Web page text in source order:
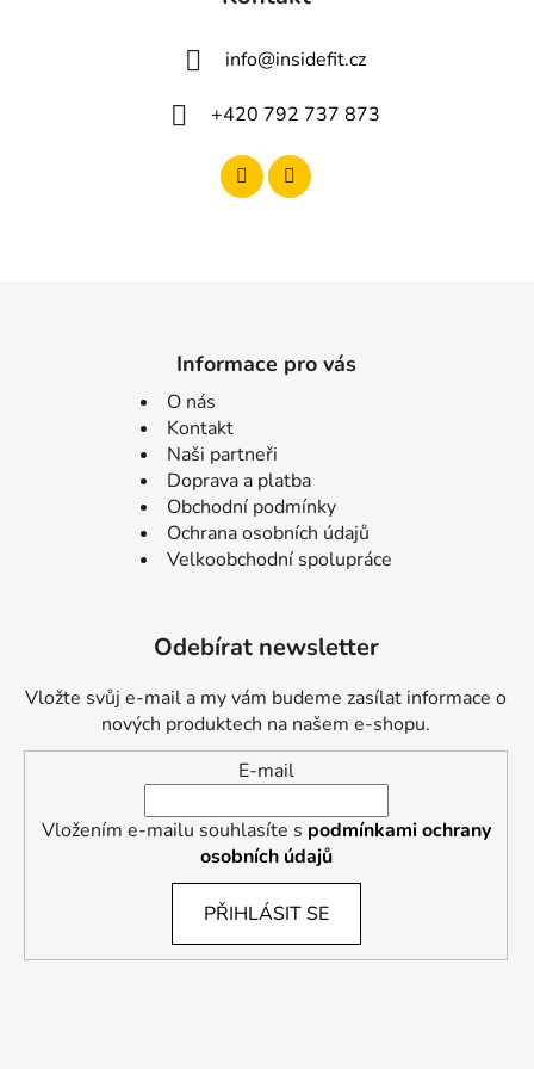
info@insidefit.cz
+420 792 737 873
Informace pro vás
O nás
Kontakt
Naši partneři
Doprava a platba
Obchodní podmínky
Ochrana osobních údajů
Velkoobchodní spolupráce
Odebírat newsletter
Vložte svůj e-mail a my vám budeme zasílat informace o
nových produktech na našem e-shopu.
E-mail
Vložením e-mailu souhlasíte s podmínkami ochrany
osobních údajů
PŘIHLÁSIT SE